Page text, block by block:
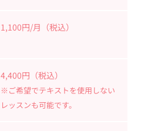
1,100円/月（税込）
4,400円（税込）
※ご希望でテキストを使用しない
レッスンも可能です。